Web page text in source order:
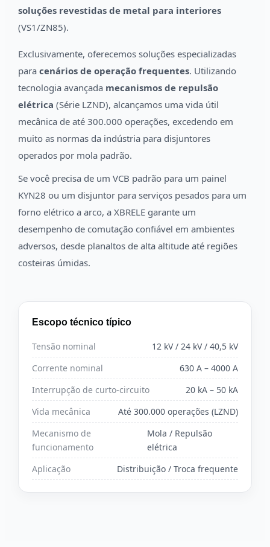
soluções revestidas de metal para interiores
(VS1/ZN85).
Exclusivamente, oferecemos soluções especializadas
paracenários de operação frequentes. Utilizando
tecnologia avançada mecanismos de repulsão
elétrica (Série LZND), alcançamos uma vida útil
mecânica de até 300.000 operações, excedendo em
muito as normas da indústria para disjuntores
operados por mola padrão.
Se você precisa de um VCB padrão para um painel
KYN28 ou um disjuntor para serviços pesados para um
forno elétrico a arco, a XBRELE garante um
desempenho de comutação confiável em ambientes
adversos, desde planaltos de alta altitude até regiões
costeiras úmidas.
Escopo técnico típico
Tensão nominal
12 kV / 24 kV / 40,5 kV
Corrente nominal
630 A – 4000 A
Interrupção de curto-circuito
20 kA – 50 kA
Vida mecânica
Até 300.000 operações (LZND)
Mecanismo de
funcionamento
Mola / Repulsão
elétrica
Aplicação
Distribuição / Troca frequente